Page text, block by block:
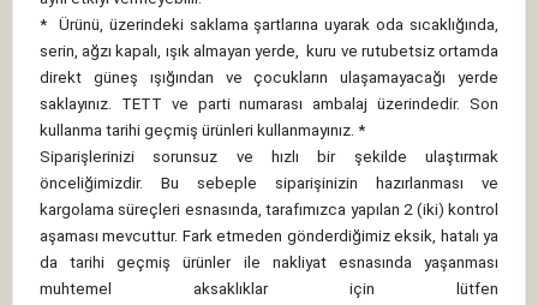
*
Ürünü, üzerindeki saklama şartlarına uyarak oda sıcaklığında,
serin, ağzı kapalı, ışık almayan yerde, kuru ve rutubetsiz ortamda
direkt güneş ışığından ve çocukların ulaşamayacağı yerde
saklayınız. TETT ve parti numarası ambalaj üzerindedir. Son
kullanma tarihi geçmiş ürünleri kullanmayınız. *
Siparişlerinizi sorunsuz ve hızlı bir şekilde ulaştırmak
önceliğimizdir. Bu sebeple siparişinizin hazırlanması ve
kargolama süreçleri esnasında, tarafımızca yapılan 2 (iki) kontrol
aşaması mevcuttur. Fark etmeden gönderdiğimiz eksik, hatalı ya
da tarihi geçmiş ürünler ile nakliyat esnasında yaşanması
muhtemel aksaklıklar için lütfen